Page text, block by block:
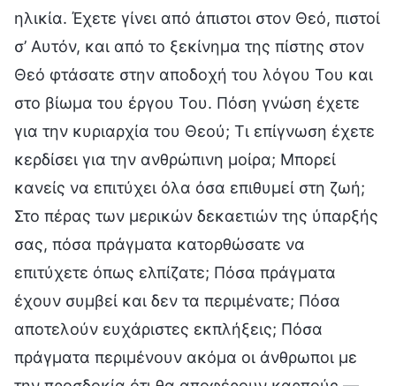
ηλικία. Έχετε γίνει από άπιστοι στον Θεό, πιστοί
σ’ Αυτόν, και από το ξεκίνημα της πίστης στον
Θεό φτάσατε στην αποδοχή του λόγου Του και
στο βίωμα του έργου Του. Πόση γνώση έχετε
για την κυριαρχία του Θεού; Τι επίγνωση έχετε
κερδίσει για την ανθρώπινη μοίρα; Μπορεί
κανείς να επιτύχει όλα όσα επιθυμεί στη ζωή;
Στο πέρας των μερικών δεκαετιών της ύπαρξής
σας, πόσα πράγματα κατορθώσατε να
επιτύχετε όπως ελπίζατε; Πόσα πράγματα
έχουν συμβεί και δεν τα περιμένατε; Πόσα
αποτελούν ευχάριστες εκπλήξεις; Πόσα
πράγματα περιμένουν ακόμα οι άνθρωποι με